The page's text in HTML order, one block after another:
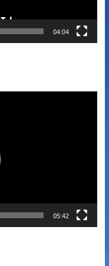
04:04
05:42